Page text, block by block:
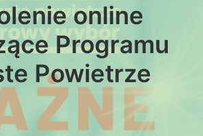
online
Programu
Powietrze